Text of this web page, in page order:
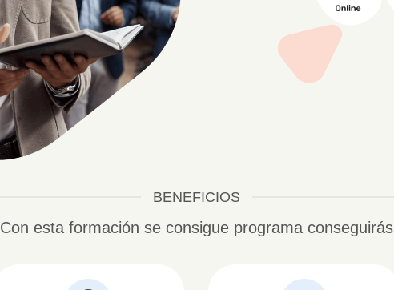
BENEFICIOS
Con esta formación se consigue programa conseguirás